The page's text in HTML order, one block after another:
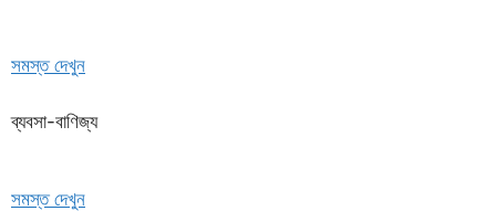
সমস্ত দেখুন
ব্যবসা-বাণিজ্য
সমস্ত দেখুন